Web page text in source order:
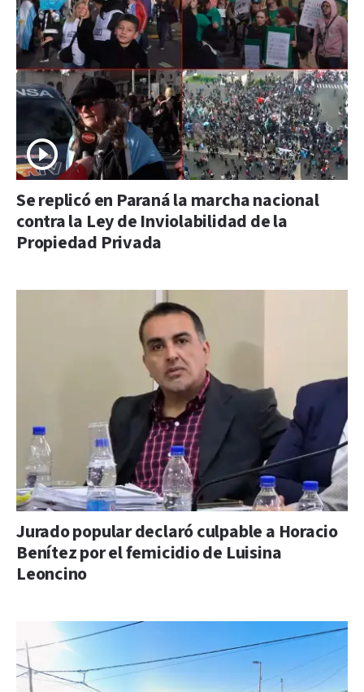
Se replicó en Paraná la marcha nacional
contra la Ley de Inviolabilidad de la
Propiedad Privada
Jurado popular declaró culpable a Horacio
Benítez por el femicidio de Luisina
Leoncino